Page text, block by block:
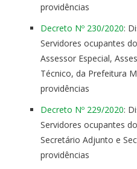
providências
Decreto Nº 230/2020:
Servidores ocupantes
Assessor Especial,
Técnico, da Prefeitura
providências
Decreto Nº 229/2020:
Servidores ocupantes
Secretário Adjunto e
providências